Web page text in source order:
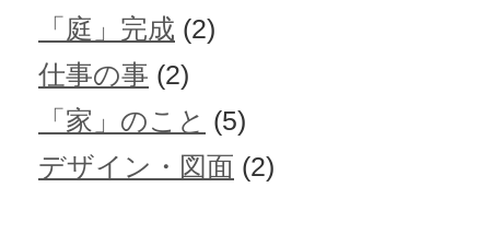
「庭」完成 (2)
仕事の事 (2)
「家」のこと (5)
デザイン・図面 (2)